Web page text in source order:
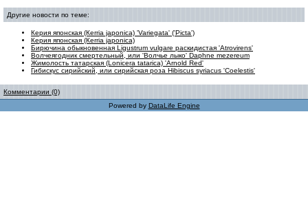
Другие новости по теме:
Керия японская (Кerria japonica) 'Variegata' ('Picta')
Керия японская (Кerria japonica)
Бирючина обыкновенная Ligustrum vulgare раскидистая 'Atrovirens'
Волчеягодник смертельный, или 'Волчье лыко' Daphne mezereum
Жимолость татарская (Lonicera tatarica) 'Arnold Red'
Гибискус сирийский, или сирийская роза Hibiscus syriacus 'Coelestis'
Комментарии (0)
Powered by DataLife Engine